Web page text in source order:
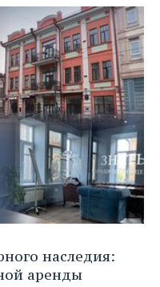
наследия:
аренды